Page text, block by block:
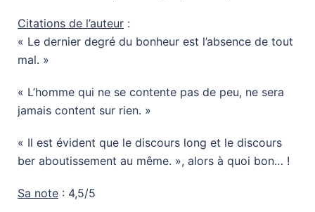
Citations de l’auteur :
« Le dernier degré du bonheur est l’absence de tout
mal. »
« L’homme qui ne se contente pas de peu, ne sera
jamais content sur rien. »
« Il est évident que le discours long et le discours
ber aboutissement au même. », alors à quoi bon… !
Sa note : 4,5/5